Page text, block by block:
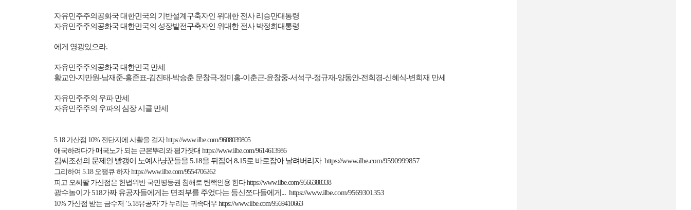
자유민주주의공화국 대한민국의 기반설계구축자인 위대한 전사 리승만대통령
자유민주주의공화국 대한민국의 성장발전구축자인 위대한 전사 박정희대통령
에게 영광있으라.
자유민주주의공화국 대한민국 만세
황교안-지만원-남재준-홍준표-김진태-박승춘 문창극-정미홍-이춘근-윤창중-서석구-정규재-양동안-전희경-신혜식-변희재 만세
자유민주주의 우파 만세
자유민주주의 우파의 심장 시클 만세
5.18 가산점 10% 전단지에 사활을 걸자 https://www.ilbe.com/9608039805
애국하려다가 매국노가 되는 근본뿌리와 평가잣대 https://www.ilbe.com/9614613986
김씨조선의 문제인 빨갱이 노예사냥꾼들을5.18을 뒤집어 8.15로 바로잡아 날려버리자 https://www.ilbe.com/9590999857
그리하여 5.18 오땡큐 하자 https://www.ilbe.com/9554706262
피고 오씨팔 가산점은 헌법위반 국민평등권 침해로 탄핵인용 한다 https://www.ilbe.com/9566388338
광수놀이가518가짜 유공자들에게는 면죄부를 주었다는 등신쪼다들에게 ... https://www.ilbe.com/9569301353
10% 가산점 받는 금수저 ‘5.18유공자’가 누리는 귀족대우 https://www.ilbe.com/9569410663